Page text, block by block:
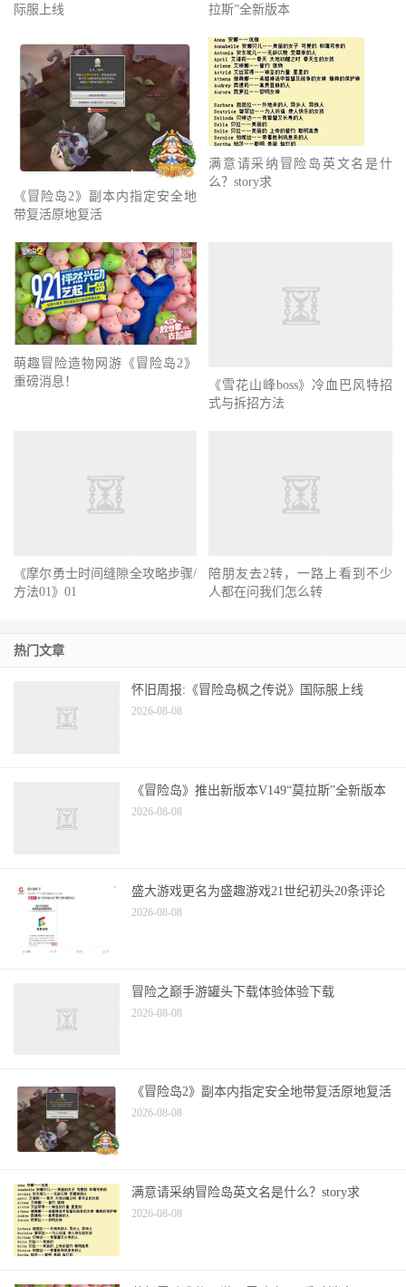
际服上线
《冒险岛2》副本内指定安全地
带复活原地复活
满意请采纳冒险岛英文名是什
么？story求
萌趣冒险造物网游《冒险岛2》
重磅消息！
式与拆招方法
方法01》01
人都在问我们怎么转
2026-08-08
2026-08-08
2026-08-08
2026-08-08
2026-08-08
2026-08-08